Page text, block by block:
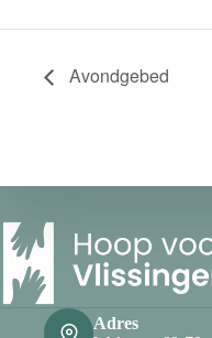
Avondgebed
Adres